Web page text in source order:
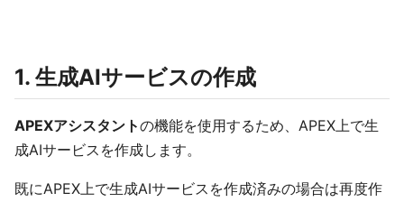
1. 生成AIサービスの作成
APEXアシスタントの機能を使用するため、APEX上で生
成AIサービスを作成します。
既にAPEX上で生成AIサービスを作成済みの場合は再度作